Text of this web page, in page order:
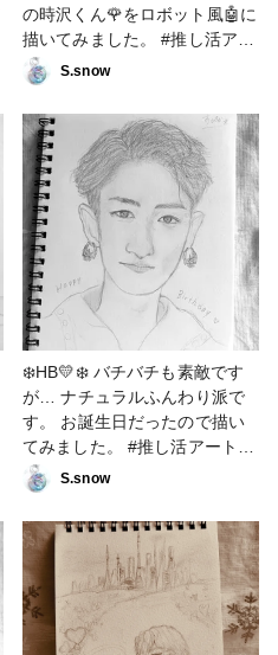
の時沢くん🌹をロボット風🤖に
描いてみました。 #推し活アー
ト #ファンアート #シャーペン
画 #アナログ画
S.snow
❄️HB💛❄️ バチバチも素敵です
が… ナチュラルふんわり派で
す。 お誕生日だったので描い
てみました。 #推し活アート #
ファンアート
S.snow